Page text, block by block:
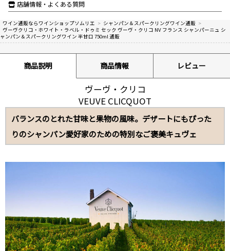
店舗情報・よくある質問
ワイン通販ならワインショップソムリエ > シャンパン＆スパークリングワイン通販 >
ヴーヴクリコ・ホワイト・ラベル・ドゥミ セック ヴーヴ・クリコ NV フランス シャンパーニュ シ
ャンパン＆スパークリングワイン 半甘口 750ml 通販
商品説明 商品情報 レビュー
ヴーヴ・クリコ
VEUVE CLICQUOT
バランスのとれた甘味と果物の風味。デザートにもぴった
りのシャンパン愛好家のための特別なご褒美キュヴェ